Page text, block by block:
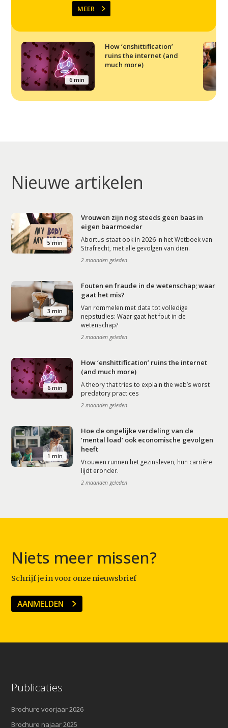
MEER
6 min
How ‘enshittification’
ruins the internet (and
much more)
Nieuwe artikelen
5 min
Vrouwen zijn nog steeds geen baas in
eigen baarmoeder
Abortus staat ook in 2026 in het Wetboek van
Strafrecht, met alle gevolgen van dien.
2 maanden geleden
3 min
Fouten en fraude in de wetenschap; waar
gaat het mis?
Van rommelen met data tot volledige
nepstudies: Waar gaat het fout in de
wetenschap?
2 maanden geleden
6 min
How ‘enshittification’ ruins the internet
(and much more)
A theory that tries to explain the web’s worst
predatory practices
2 maanden geleden
1 min
Hoe de ongelijke verdeling van de
‘mental load’ ook economische gevolgen
heeft
Vrouwen runnen het gezinsleven, hun carrière
lijdt eronder.
2 maanden geleden
Niets meer missen?
Schrijf je in voor onze nieuwsbrief
AANMELDEN
Publicaties
Brochure voorjaar 2026
Brochure najaar 2025